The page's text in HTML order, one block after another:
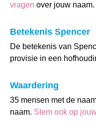
vragen over jouw naam.
Betekenis Spencer
De betekenis van
provisie in een
Waardering
35 mensen met de
naam. Stem ook op